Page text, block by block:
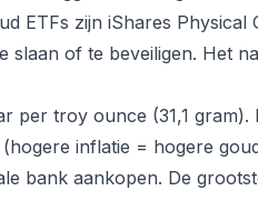
ETFs zijn iShares
slaan of te beveiligen. Het
per troy ounce (31,1
inflatie = hogere
bank aankopen. De